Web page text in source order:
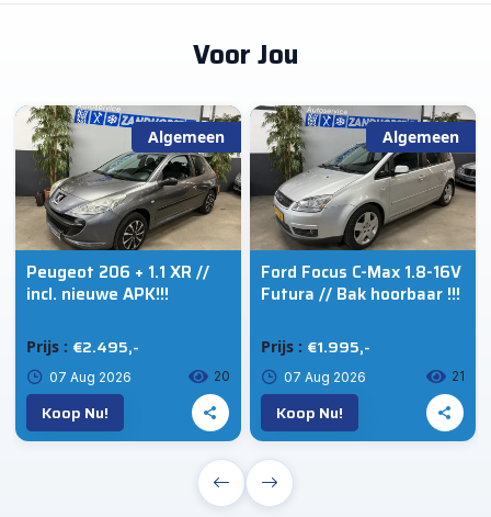
Voor Jou
Algemeen
Peugeot 206 + 1.1 XR //
incl. nieuwe APK!!!
Prijs : €2.495,-
07 Aug 2026 20
Koop Nu!
Algemeen
Ford Focus C-Max 1.8-16V
Futura // Bak hoorbaar !!!
Prijs : €1.995,-
07 Aug 2026 21
Koop Nu!